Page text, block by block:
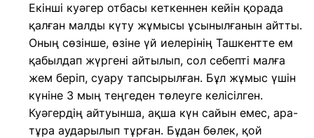
Екінші куәгер отбасы кеткеннен кейін қорада
қалған малды күту жұмысы ұсынылғанын айтты.
Оның сөзінше, өзіне үй иелерінің Ташкентте ем
қабылдап жүргені айтылып, сол себепті малға
жем беріп, суару тапсырылған. Бұл жұмыс үшін
күніне 3 мың теңгеден төлеуге келісілген.
Куәгердің айтуынша, ақша күн сайын емес, ара-
тұра аударылып тұрған. Бұдан бөлек, қой